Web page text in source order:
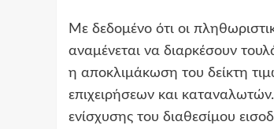
Με δεδομένο ότι οι
αναμένεται να διαρκέσουν
η αποκλιμάκωση του δείκτη
επιχειρήσεων και
ενίσχυσης του διαθεσίμου